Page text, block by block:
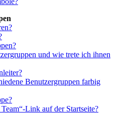
und wie trete ich ihnen
Benutzergruppen farbig
Link auf der Startseite?